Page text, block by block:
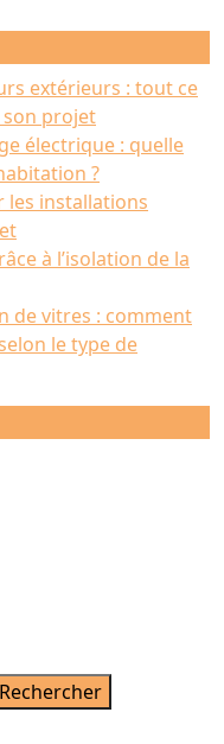
de
la
maison
extérieurs : tout ce
son projet
électrique : quelle
?
les installations
à l’isolation de la
de vitres : comment
le type de